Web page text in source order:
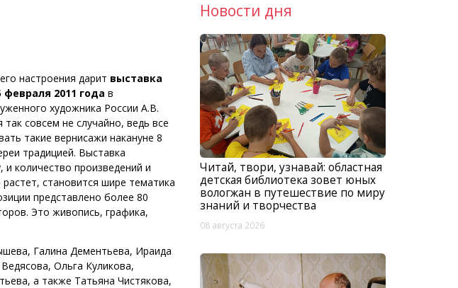
настроения дарит выставка
февраля 2011 года в
художника России А.В.
совсем не случайно, ведь все
такие вернисажи накануне 8
традицией. Выставка
и количество произведений и
становится шире тематика
представлено более 80
Это живопись, графика,
Галина Дементьева, Ираида
Ольга Куликова,
а также Татьяна Чистякова,
Новости дня
Читай, твори, узнавай: областная
детская библиотека зовет юных
вологжан в путешествие по миру
знаний и творчества
08 августа 2026